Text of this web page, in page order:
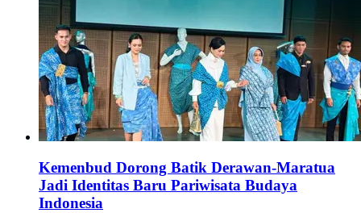
Kemenbud Dorong Batik Derawan-Maratua
Jadi Identitas Baru Pariwisata Budaya
Indonesia